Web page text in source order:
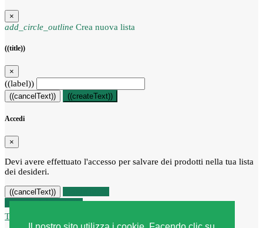
×
add_circle_outline Crea nuova lista
((title))
×
((label))
((cancelText)) ((createText))
Accedi
×
Devi avere effettuato l'accesso per salvare dei prodotti nella tua lista
dei desideri.
((cancelText))
Recesso dal contratto
Traccia stato del recesso